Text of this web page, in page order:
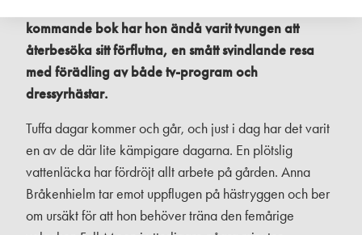
kommande bok har hon ändå varit tvungen att
återbesöka sitt förflutna, en smått svindlande resa
med förädling av både tv-program och
dressyrhästar.
Tuffa dagar kommer och går, och just i dag har det varit
en av de där lite kämpigare dagarna. En plötslig
vattenläcka har fördröjt allt arbete på gården. Anna
Bråkenhielm tar emot uppflugen på hästryggen och ber
om ursäkt för att hon behöver träna den femårige